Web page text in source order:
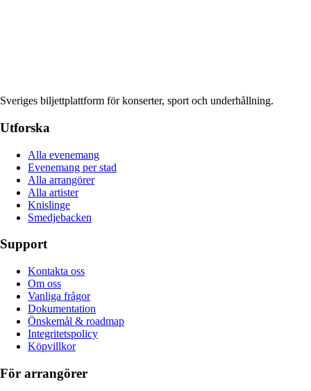
Sveriges biljettplattform för konserter, sport och underhållning.
Utforska
Alla evenemang
Evenemang per stad
Alla arrangörer
Alla artister
Knislinge
Smedjebacken
Support
Kontakta oss
Om oss
Vanliga frågor
Dokumentation
Önskemål & roadmap
Integritetspolicy
Köpvillkor
För arrangörer